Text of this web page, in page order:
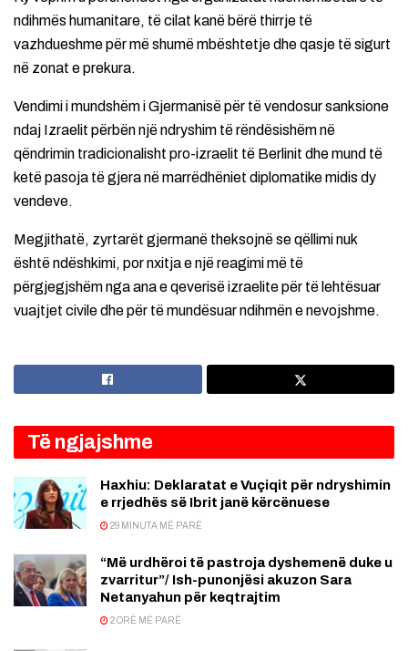
ndihmës humanitare, të cilat kanë bërë thirrje të
vazhdueshme për më shumë mbështetje dhe qasje të sigurt
në zonat e prekura.
Vendimi i mundshëm i Gjermanisë për të vendosur sanksione
ndaj Izraelit përbën një ndryshim të rëndësishëm në
qëndrimin tradicionalisht pro-izraelit të Berlinit dhe mund të
ketë pasoja të gjera në marrëdhëniet diplomatike midis dy
vendeve.
Megjithatë, zyrtarët gjermanë theksojnë se qëllimi nuk
është ndëshkimi, por nxitja e një reagimi më të
përgjegjshëm nga ana e qeverisë izraelite për të lehtësuar
vuajtjet civile dhe për të mundësuar ndihmën e nevojshme.
Të ngjajshme
Haxhiu: Deklaratat e Vuçiqit për ndryshimin
e rrjedhës së Ibrit janë kërcënuese
29 MINUTA MË PARË
“Më urdhëroi të pastroja dyshemenë duke u
zvarritur”/ Ish-punonjësi akuzon Sara
Netanyahun për keqtrajtim
2 ORË MË PARË